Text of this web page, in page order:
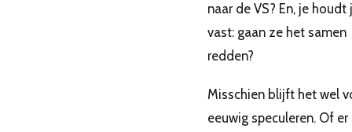
naar de VS? En, je houdt
vast: gaan ze het samen
redden?
Misschien blijft het wel
eeuwig speculeren. Of er